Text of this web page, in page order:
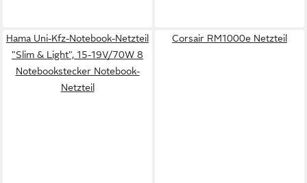
Hama Uni-Kfz-Notebook-Netzteil
"Slim & Light", 15-19V/70W 8
Notebookstecker Notebook-
Netzteil
Corsair RM1000e Netzteil